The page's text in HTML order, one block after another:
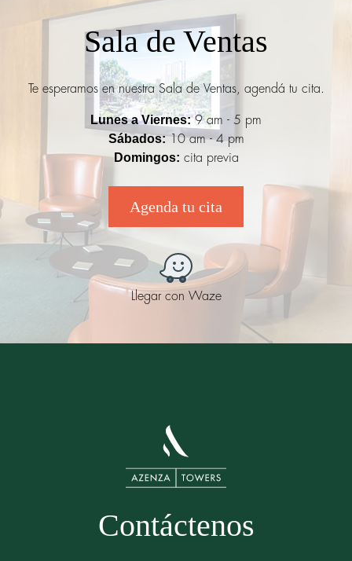
Sala de Ventas
Te esperamos en nuestra Sala de Ventas, agendá tu cita.
Lunes a Viernes:9 am - 5 pm
Sábados:10 am - 4 pm
Domingos: cita previa
Agenda tu cita
Llegar con Waze
Contáctenos